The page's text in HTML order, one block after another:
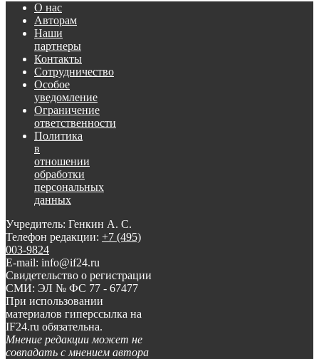
О нас
Авторам
Наши
партнеры
Контакты
Сотрудничество
Особое
уведомление
Ограничение
ответственности
Политика
в
отношении
обработки
персональных
данных
Учредитель: Генкин А. С.
Телефон редакции: +7 (495)
003-9824
E-mail: info@if24.ru
Свидетельство о регистрации
СМИ: ЭЛ № ФС 77 - 67477
При использовании
материалов гиперссылка на
IF24.ru обязательна.
Мнение редакции может не
совпадать с мнением автора